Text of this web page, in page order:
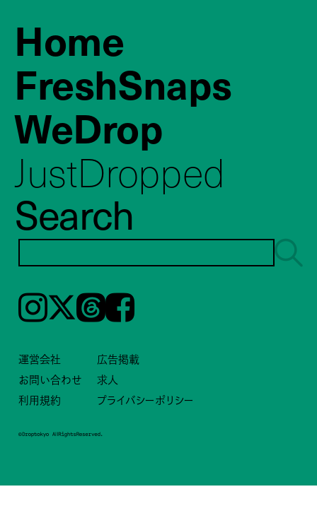
Home
FreshSnaps
WeDrop
JustDropped
Search
Instagram𝕏ThreadsFacebook
運営会社
広告掲載
お問い合わせ
求人
利用規約
プライバシーポリシー